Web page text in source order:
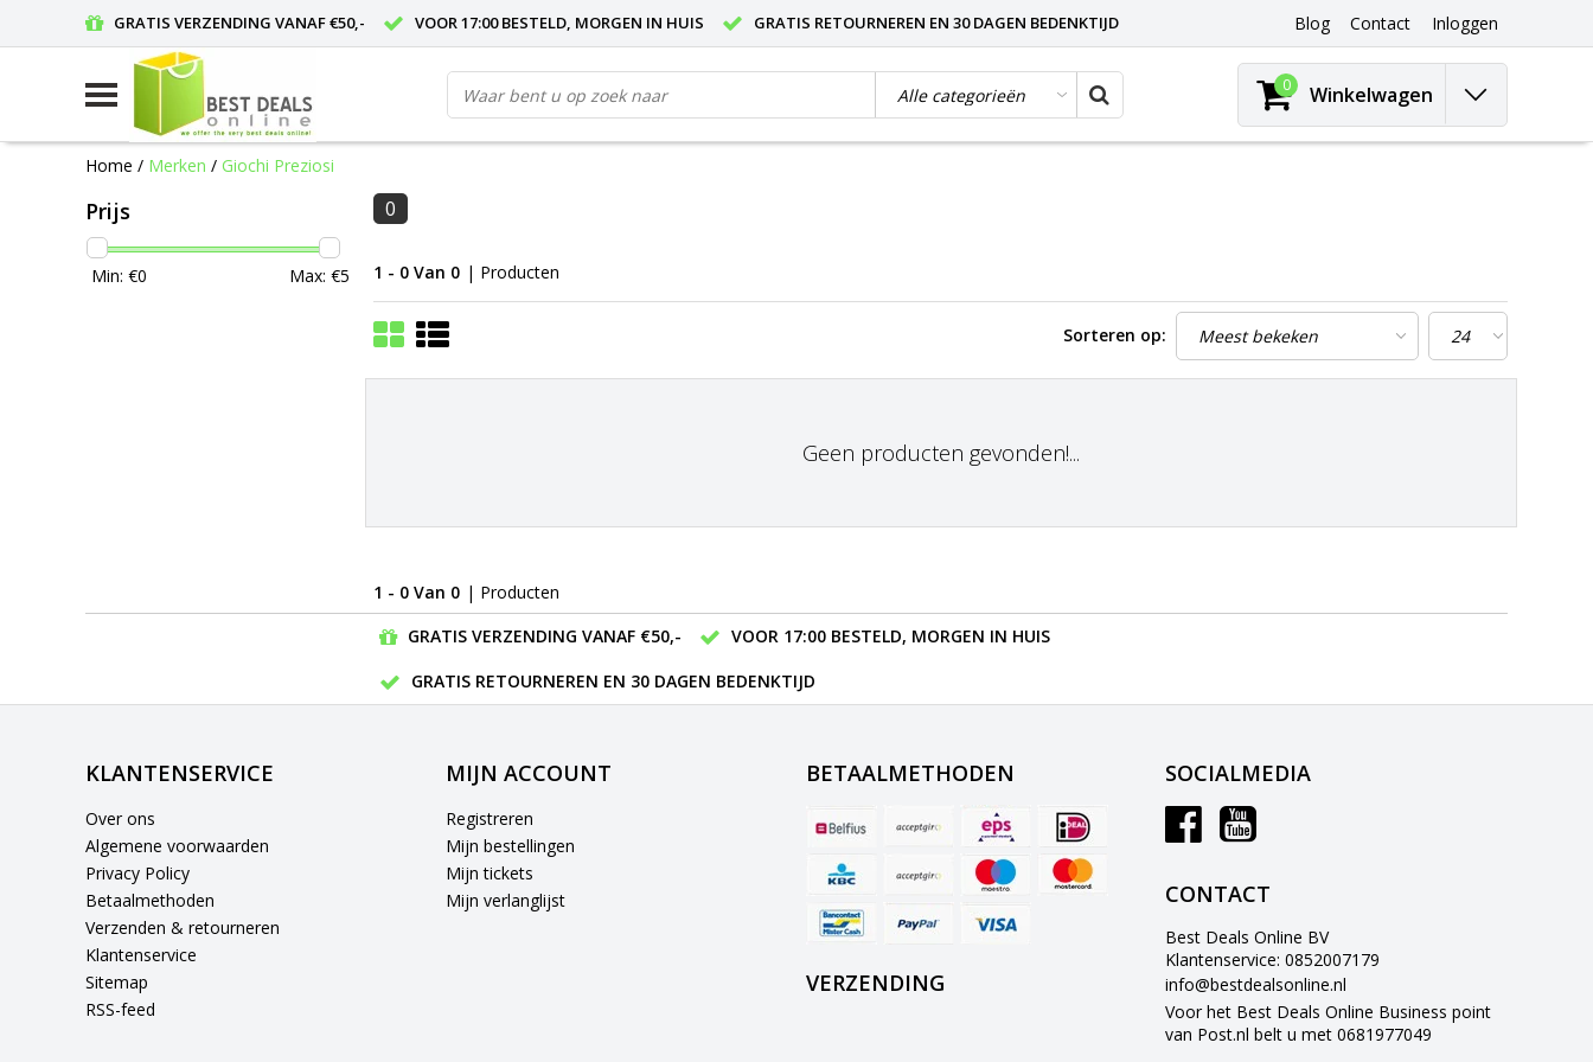
GRATIS VERZENDING VANAF €50,- VOOR 17:00 BESTELD, MORGEN IN HUIS GRATIS RETOURNEREN EN 30 DAGEN BEDENKTIJD Blog Contact Inloggen
0 Winkelwagen
Home / Merken / Giochi Preziosi
Prijs
Min: €0 Max: €5
0
1 - 0 Van 0 | Producten
Sorteren op:
Geen producten gevonden!...
1 - 0 Van 0 | Producten
GRATIS VERZENDING VANAF €50,-
VOOR 17:00 BESTELD, MORGEN IN HUIS
GRATIS RETOURNEREN EN 30 DAGEN BEDENKTIJD
KLANTENSERVICE
Over ons
Algemene voorwaarden
Privacy Policy
Betaalmethoden
Verzenden & retourneren
Klantenservice
Sitemap
RSS-feed
MIJN ACCOUNT
Registreren
Mijn bestellingen
Mijn tickets
Mijn verlanglijst
BETAALMETHODEN
VERZENDING
SOCIALMEDIA
CONTACT
Best Deals Online BV
Klantenservice: 0852007179
info@bestdealsonline.nl
Voor het Best Deals Online Business point
van Post.nl belt u met 0681977049